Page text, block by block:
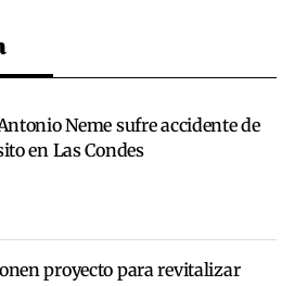
Neme sufre accidente de
en Las Condes
proyecto para revitalizar